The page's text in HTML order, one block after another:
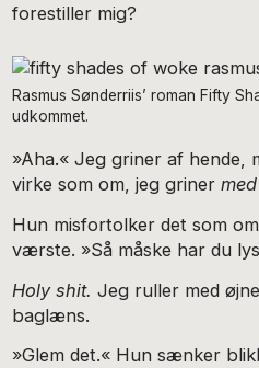
forestiller mig?
Rasmus Sønderriis’ roman Fifty
udkommet.
»Aha.« Jeg griner af hende,
virke som om, jeg grinermed
Hun misfortolker det som
værste. »Så måske har du
Holy shit.Jeg ruller med
bag­læns.
»Glem det.« Hun sænker